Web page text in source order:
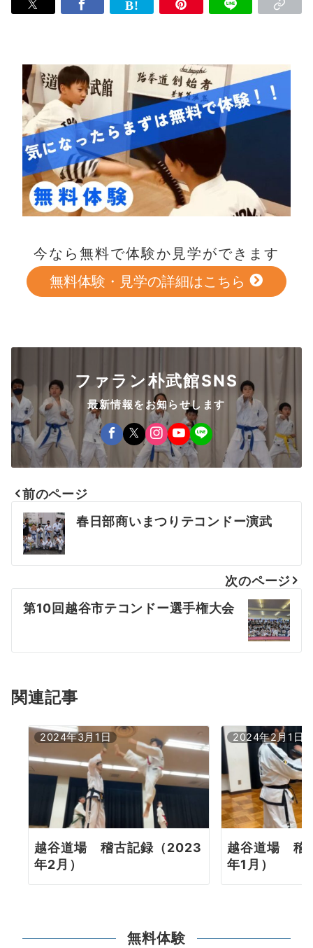
今なら無料で体験か見学ができます
無料体験・見学の詳細はこちら
ファラン朴武館SNS
最新情報をお知らせします
投
稿
ナ
ビ
ゲ
ョ
ン
前のページ
春日部商いまつりテコンドー演武
次のページ
第10回越谷市テコンドー選手権大会
関連記事
2024年3月1日
越谷道場 稽古記録（2023
年2月）
2024年2月1日
越谷道場 稽
年1月）
無料体験